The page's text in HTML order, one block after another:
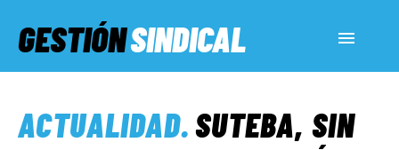
GESTIÓNSINDICAL
ACTUALIDAD.SUTEBA, SIN